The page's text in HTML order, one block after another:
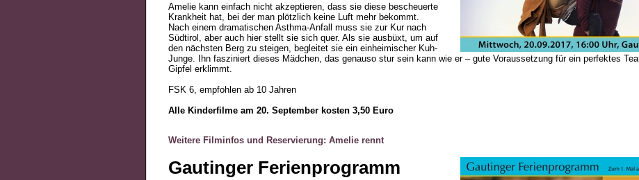
Amelie kann einfach nicht akzeptieren, dass sie diese bescheuerte
Krankheit hat, bei der man plötzlich keine Luft mehr bekommt.
Nach einem dramatischen Asthma-Anfall muss sie zur Kur nach
Südtirol, aber auch hier stellt sie sich quer. Als sie ausbüxt, um auf
den nächsten Berg zu steigen, begleitet sie ein einheimischer Kuh-
Junge. Ihn fasziniert dieses Mädchen, das genauso stur sein kann wie er – gute Voraussetzung für ein perfektes
Gipfel erklimmt.
FSK 6, empfohlen ab 10 Jahren
Alle Kinderfilme am 20. September kosten 3,50 Euro
Weitere Filminfos und Reservierung: Amelie rennt
Gautinger Ferienprogramm